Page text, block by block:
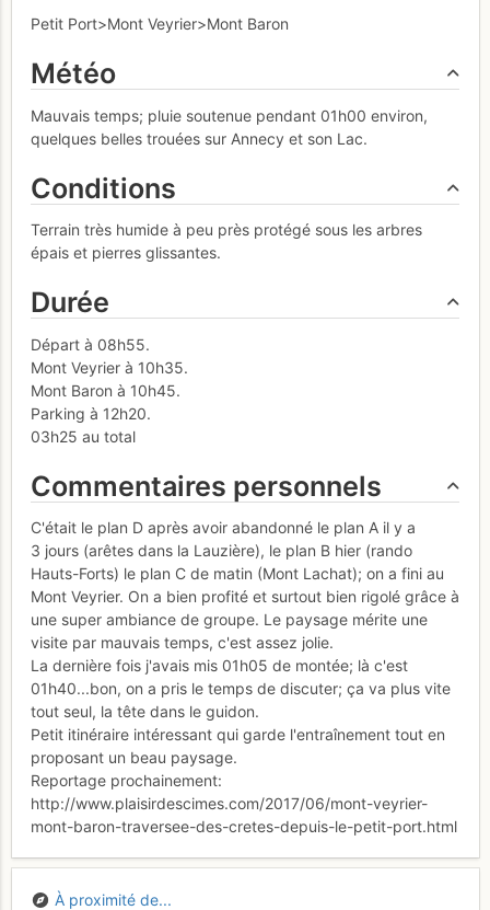
Petit Port>Mont Veyrier>Mont Baron
Météo
Mauvais temps; pluie soutenue pendant 01h00 environ,
quelques belles trouées sur Annecy et son Lac.
Conditions
Terrain très humide à peu près protégé sous les arbres
épais et pierres glissantes.
Durée
Départ à 08h55.
Mont Veyrier à 10h35.
Mont Baron à 10h45.
Parking à 12h20.
03h25 au total
Commentaires personnels
C'était le plan D après avoir abandonné le plan A il y a
3 jours (arêtes dans la Lauzière), le plan B hier (rando
Hauts-Forts) le plan C de matin (Mont Lachat); on a fini au
Mont Veyrier. On a bien profité et surtout bien rigolé grâce à
une super ambiance de groupe. Le paysage mérite une
visite par mauvais temps, c'est assez jolie.
La dernière fois j'avais mis 01h05 de montée; là c'est
01h40...bon, on a pris le temps de discuter; ça va plus vite
tout seul, la tête dans le guidon.
Petit itinéraire intéressant qui garde l'entraînement tout en
proposant un beau paysage.
Reportage prochainement:
http://www.plaisirdescimes.com/2017/06/mont-veyrier-
mont-baron-traversee-des-cretes-depuis-le-petit-port.html
À proximité de...